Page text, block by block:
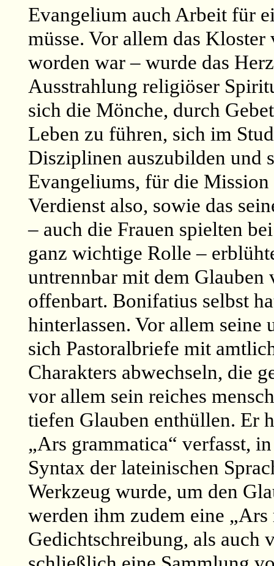
Evangelium auch Arbeit für
müsse. Vor allem das
worden war – wurde das
Ausstrahlung religiöser
sich die Mönche, durch
Leben zu führen, sich im
Disziplinen auszubilden und
Evangeliums, für die
Verdienst also, sowie das
– auch die Frauen spielten
ganz wichtige Rolle –
untrennbar mit dem Glauben
offenbart. Bonifatius selbst
hinterlassen. Vor allem
sich Pastoralbriefe mit
Charakters abwechseln, die
vor allem sein reiches
tiefen Glauben enthüllen. Er
„Ars grammatica“ verfasst,
Syntax der lateinischen
Werkzeug wurde, um den
werden ihm zudem eine
Gedichtschreibung, als auch